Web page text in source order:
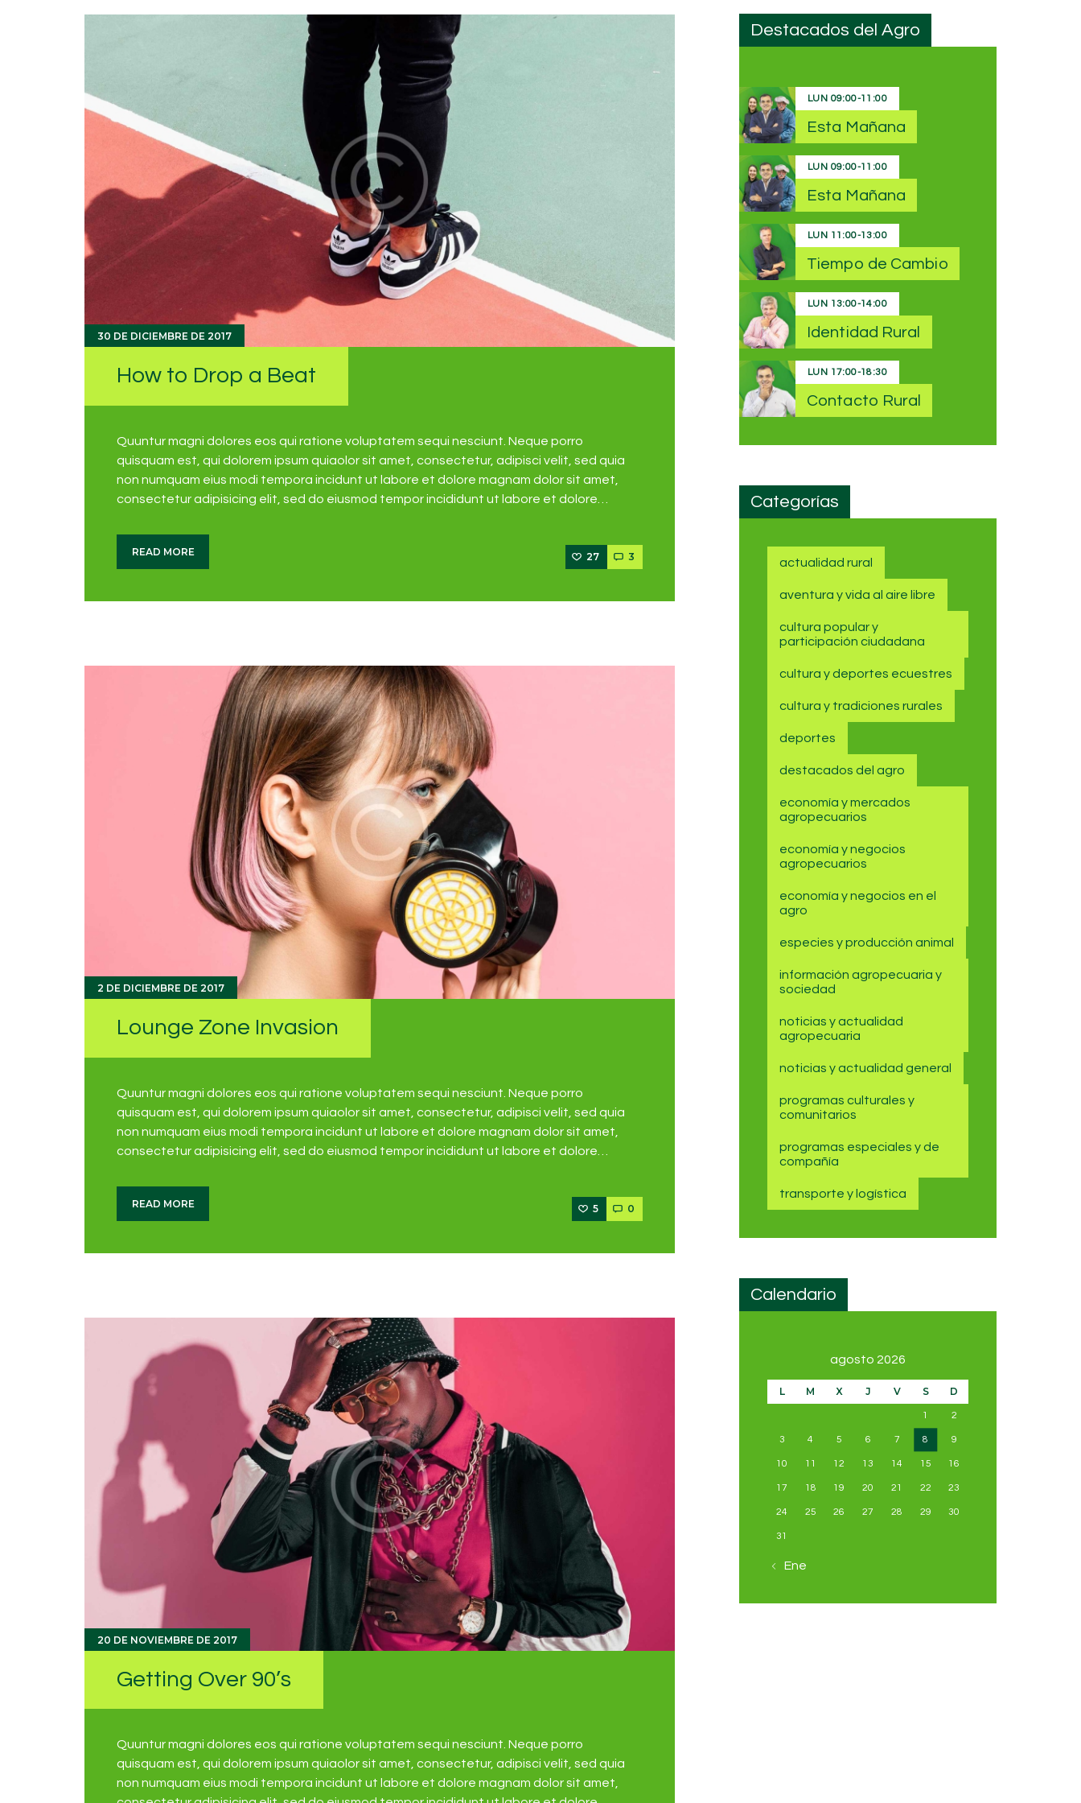
30 DE DICIEMBRE DE 2017
How to Drop a Beat
Quuntur magni dolores eos qui ratione voluptatem sequi nesciunt. Neque porro
quisquam est, qui dolorem ipsum quiaolor sit amet, consectetur, adipisci velit, sed quia
non numquam eius modi tempora incidunt ut labore et dolore magnam dolor sit amet,
consectetur adipisicing elit, sed do eiusmod tempor incididunt ut labore et dolore…
READ MORE 27 3
2 DE DICIEMBRE DE 2017
Lounge Zone Invasion
Quuntur magni dolores eos qui ratione voluptatem sequi nesciunt. Neque porro
quisquam est, qui dolorem ipsum quiaolor sit amet, consectetur, adipisci velit, sed quia
non numquam eius modi tempora incidunt ut labore et dolore magnam dolor sit amet,
consectetur adipisicing elit, sed do eiusmod tempor incididunt ut labore et dolore…
READ MORE 5 0
20 DE NOVIEMBRE DE 2017
Getting Over 90’s
Quuntur magni dolores eos qui ratione voluptatem sequi nesciunt. Neque porro
quisquam est, qui dolorem ipsum quiaolor sit amet, consectetur, adipisci velit, sed quia
non numquam eius modi tempora incidunt ut labore et dolore magnam dolor sit amet,
Destacados del Agro
LUN 09:00-11:00
Esta Mañana
LUN 09:00-11:00
Esta Mañana
LUN 11:00-13:00
Tiempo de Cambio
LUN 13:00-14:00
Identidad Rural
LUN 17:00-18:30
Contacto Rural
Categorías
actualidad rural
aventura y vida al aire libre
cultura popular y
participación ciudadana
cultura y deportes ecuestres
cultura y tradiciones rurales
deportes
destacados del agro
economía y mercados
agropecuarios
economía y negocios
agropecuarios
economía y negocios en el
agro
especies y producción animal
información agropecuaria y
sociedad
noticias y actualidad
agropecuaria
noticias y actualidad general
programas culturales y
comunitarios
programas especiales y de
compañía
transporte y logística
Calendario
agosto 2026
L M X J V S D
1 2
3 4 5 6 7 8 9
10 11 12 13 14 15 16
17 18 19 20 21 22 23
24 25 26 27 28 29 30
31
« Ene